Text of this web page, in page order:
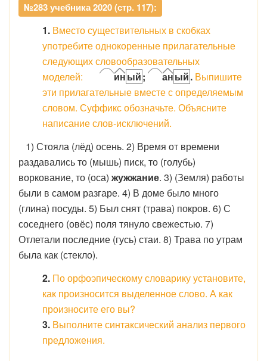
№283 учебника 2020 (стр. 117):
1. Вместо существительных в скобках
употребите однокоренные прилагательные
следующих словообразовательных
моделей:
иный; аный. Выпишите
эти прилагательные вместе с определяемым
словом. Суффикс обозначьте. Объясните
написание слов-исключений.
1) Стояла (лёд) осень. 2) Время от времени
раздавались то (мышь) писк, то (голубь)
воркование, то (оса) жужжание. 3) (Земля) работы
были в самом разгаре. 4) В доме было много
(глина) посуды. 5) Был снят (трава) покров. 6) С
соседнего (овёс) поля тянуло свежестью. 7)
Отлетали последние (гусь) стаи. 8) Трава по утрам
была как (стекло).
2. По орфоэпическому словарику установите,
как произносится выделенное слово. А как
произносите его вы?
3. Выполните синтаксический анализ первого
предложения.